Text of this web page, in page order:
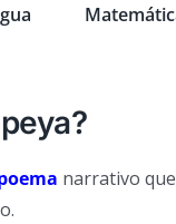
narrativo